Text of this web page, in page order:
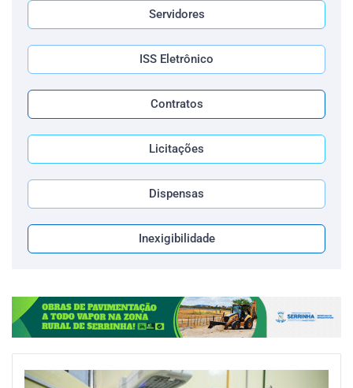
Servidores
ISS Eletrônico
Contratos
Licitações
Dispensas
Inexigibilidade